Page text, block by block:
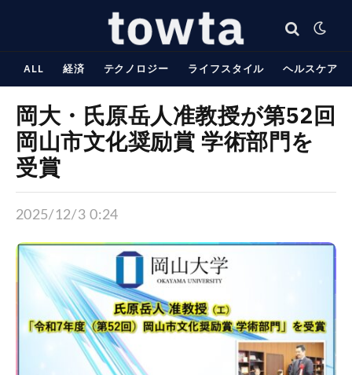
ALL 経済 テクノロジー ライフスタイル ヘルスケア
岡大・氏原岳人准教授が第52回
岡山市文化奨励賞 学術部門を
受賞
2025/12/3 0:24